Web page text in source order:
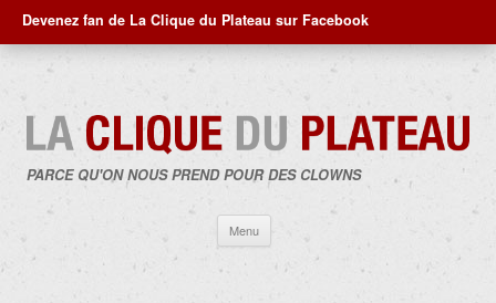
Devenez fan de La Clique du Plateau sur Facebook
PARCE QU'ON NOUS PREND POUR DES CLOWNS
Menu
contenu